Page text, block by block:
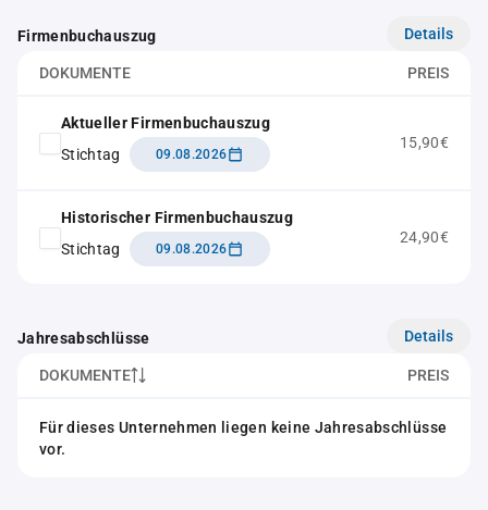
Firmenbuchauszug Details
DOKUMENTE PREIS
Aktueller Firmenbuchauszug
Stichtag
09.08.2026
15,90€
Historischer Firmenbuchauszug
Stichtag
09.08.2026
24,90€
Jahresabschlüsse Details
DOKUMENTE PREIS
Für dieses Unternehmen liegen keine Jahresabschlüsse
vor.